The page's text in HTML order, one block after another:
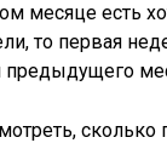
месяце есть
то первая
предыдущего